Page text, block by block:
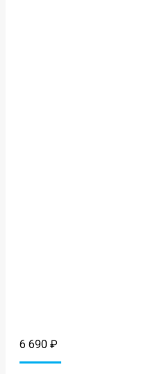
6 690 ₽